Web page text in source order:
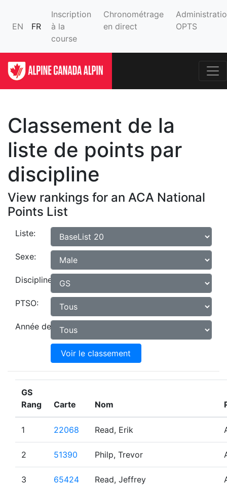
EN FR
Inscription
à la
course
Chronométrage
en direct
OPTS
Classement de la
liste de points par
discipline
View rankings for an ACA National
Points List
Liste:
Sexe:
Discipline:
PTSO:
Année de naissance:
Voir le classement
GS
Rang
Carte Nom
1 22068 Read, Erik
2 51390 Philp, Trevor
3 65424 Read, Jeffrey